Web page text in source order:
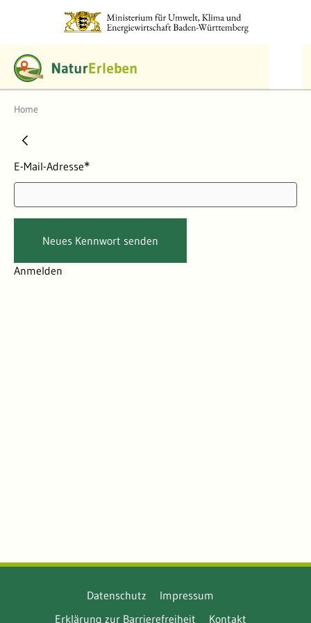
Home
Home
E-Mail-Adresse
Erforderlich
Neues Kennwort senden
Anmelden
Datenschutz
Impressum
Erklärung zur Barrierefreiheit
Kontakt